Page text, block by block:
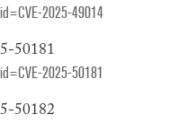
2025-49014
50181
2025-50181
50182